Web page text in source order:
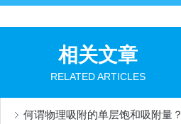
相关文章
RELATED ARTICLES
何谓物理吸附的单层饱和吸附量？